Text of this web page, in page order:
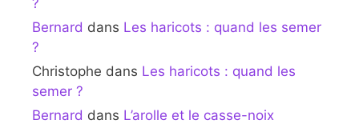
Bernard dans Les haricots : quand les semer
?
Christophe dans Les haricots : quand les
semer ?
Bernard dans L’arolle et le casse-noix